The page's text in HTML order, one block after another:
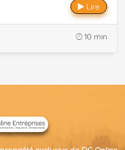
Lire
10 min